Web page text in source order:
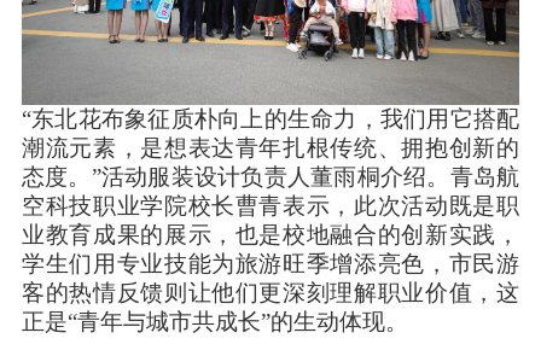
“东北花布象征质朴向上的生命力，我们用它搭配
潮流元素，是想表达青年扎根传统、拥抱创新的
态度。”活动服装设计负责人董雨桐介绍。青岛航
空科技职业学院校长曹青表示，此次活动既是职
业教育成果的展示，也是校地融合的创新实践，
学生们用专业技能为旅游旺季增添亮色，市民游
客的热情反馈则让他们更深刻理解职业价值，这
正是“青年与城市共成长”的生动体现。